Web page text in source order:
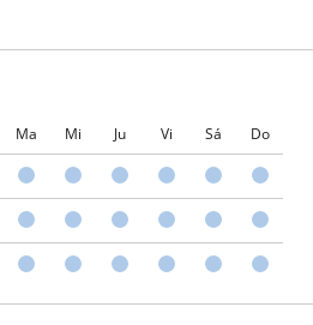
Ma Mi Ju Vi Sá Do